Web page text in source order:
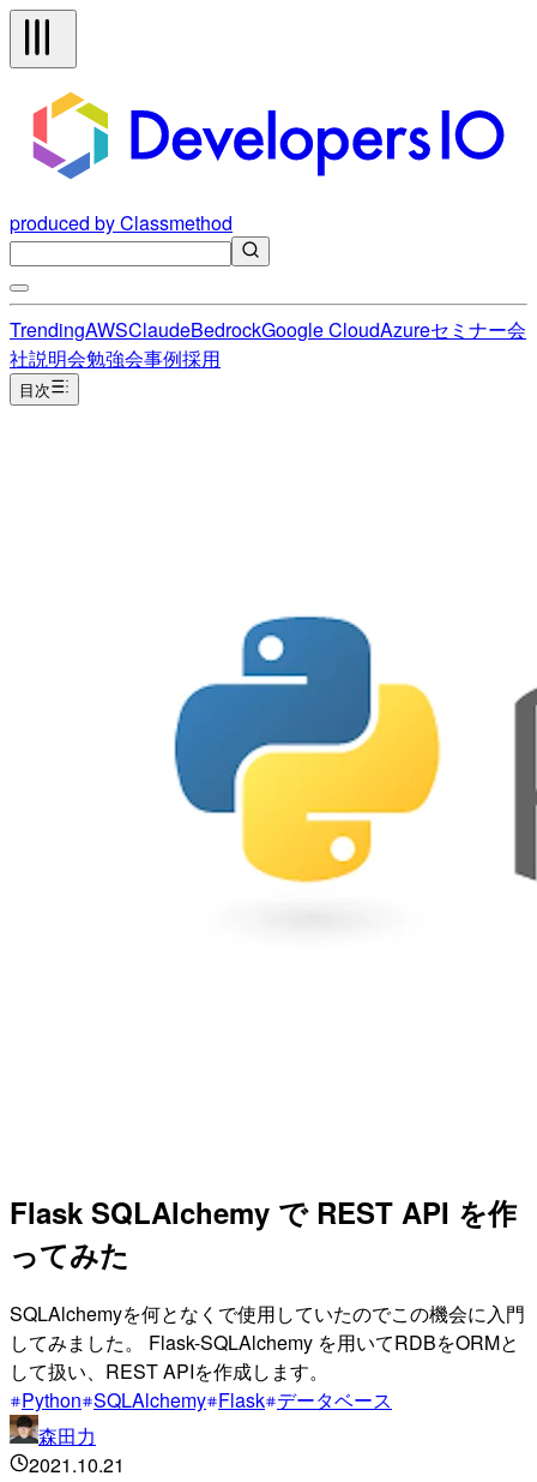
produced by Classmethod
TrendingAWSClaudeBedrockGoogle CloudAzureセミナー会
社説明会勉強会事例採用
目次
Flask SQLAlchemy で REST API を作
ってみた
SQLAlchemyを何となくで使用していたのでこの機会に入門
してみました。 Flask-SQLAlchemy を用いてRDBをORMと
して扱い、REST APIを作成します。
Python SQLAlchemy Flask データベース
森田力
2021.10.21